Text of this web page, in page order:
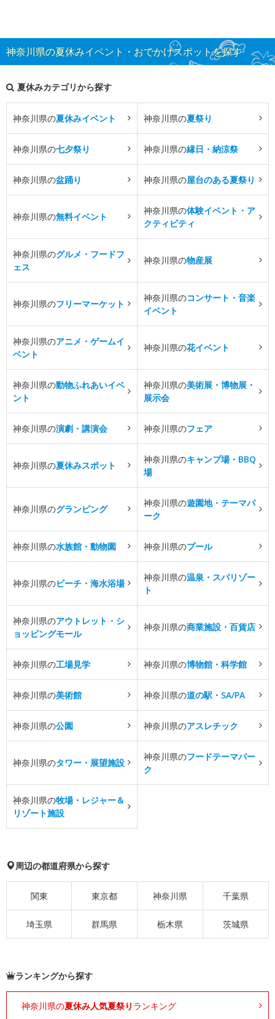
神奈川県の夏休みイベント・おでかけスポットを探す
夏休みカテゴリから探す
神奈川県の夏休みイベント 神奈川県の夏祭り
神奈川県の七夕祭り 神奈川県の縁日・納涼祭
神奈川県の盆踊り 神奈川県の屋台のある夏祭り
神奈川県の無料イベント
神奈川県の体験イベント・ア
クティビティ
神奈川県のグルメ・フードフ
ェス
神奈川県の物産展
神奈川県のフリーマーケット
神奈川県のコンサート・音楽
イベント
神奈川県のアニメ・ゲームイ
ベント
神奈川県の花イベント
神奈川県の動物ふれあいイベ
ント
神奈川県の美術展・博物展・
展示会
神奈川県の演劇・講演会 神奈川県のフェア
神奈川県の夏休みスポット
神奈川県のキャンプ場・BBQ
場
神奈川県のグランピング
神奈川県の遊園地・テーマパ
ーク
神奈川県の水族館・動物園 神奈川県のプール
神奈川県のビーチ・海水浴場
神奈川県の温泉・スパリゾー
ト
神奈川県のアウトレット・シ
ョッピングモール
神奈川県の商業施設・百貨店
神奈川県の工場見学 神奈川県の博物館・科学館
神奈川県の美術館 神奈川県の道の駅・SA/PA
神奈川県の公園 神奈川県のアスレチック
神奈川県のタワー・展望施設
神奈川県のフードテーマパー
ク
神奈川県の牧場・レジャー＆
リゾート施設
周辺の都道府県から探す
関東 東京都 神奈川県 千葉県
埼玉県 群馬県 栃木県 茨城県
ランキングから探す
神奈川県の夏休み人気夏祭り ランキング